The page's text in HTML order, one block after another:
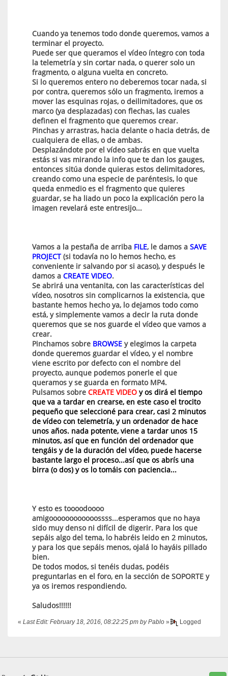
Cuando ya tenemos todo donde queremos, vamos a
terminar el proyecto.
Puede ser que queramos el vídeo íntegro con toda
la telemetría y sin cortar nada, o querer solo un
fragmento, o alguna vuelta en concreto.
Si lo queremos entero no deberemos tocar nada, si
por contra, queremos sólo un fragmento, iremos a
mover las esquinas rojas, o deilimitadores, que os
marco (ya desplazadas) con flechas, las cuales
definen el fragmento que queremos crear.
Pinchas y arrastras, hacia delante o hacia detrás, de
cualquiera de ellas, o de ambas.
Desplazándote por el vídeo sabrás en que vuelta
estás si vas mirando la info que te dan los gauges,
entonces sitúa donde quieras estos delimitadores,
creando como una especie de paréntesis, lo que
queda enmedio es el fragmento que quieres
guardar, se ha liado un poco la explicación pero la
imagen revelará este entresijo...
Vamos a la pestaña de arriba FILE, le damos a SAVE
PROJECT(si todavía no lo hemos hecho, es
conveniente ir salvando por si acaso), y después le
damos a CREATE VIDEO.
Se abrirá una ventanita, con las características del
vídeo, nosotros sin complicarnos la existencia, que
bastante hemos hecho ya, lo dejamos todo como
está, y simplemente vamos a decir la ruta donde
queremos que se nos guarde el vídeo que vamos a
crear.
Pinchamos sobre BROWSE y elegimos la carpeta
donde queremos guardar el vídeo, y el nombre
viene escrito por defecto con el nombre del
proyecto, aunque podemos ponerle el que
queramos y se guarda en formato MP4.
Pulsamos sobre CREATE VIDEO y os dirá el tiempo
que va a tardar en crearse, en este caso el trocito
pequeño que seleccioné para crear, casi 2 minutos
de vídeo con telemetría, y un ordenador de hace
unos años. nada potente, viene a tardar unos 15
minutos, así que en función del ordenador que
tengáis y de la duración del vídeo, puede hacerse
bastante largo el proceso...así que os abrís una
birra (o dos) y os lo tomáis con paciencia...
Y esto es toooodoooo
amigoooooooooooossss...esperamos que no haya
sido muy denso ni difícil de digerir. Para los que
sepáis algo del tema, lo habréis leido en 2 minutos,
y para los que sepáis menos, ojalá lo hayáis pillado
bien.
De todos modos, si tenéis dudas, podéis
preguntarlas en el foro, en la sección de SOPORTE y
ya os iremos respondiendo.
Saludos!!!!!!
« Last Edit: February 18, 2016, 08:22:25 pm by Pablo » Logged